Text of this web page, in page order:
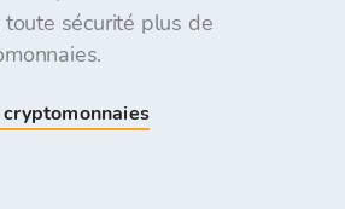
toute sécurité plus de